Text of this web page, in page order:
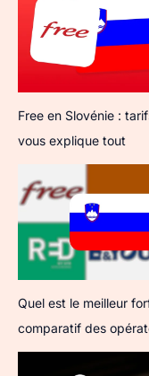
Free en Slovénie :
vous explique tout
Quel est le meilleur
comparatif des